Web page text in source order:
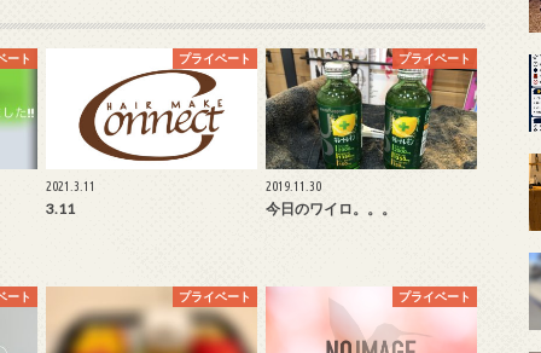
ート プライベート
2021.3.11
3.11
プライベート
2019.11.30
今日のワイロ。。。
ート プライベート プライベート